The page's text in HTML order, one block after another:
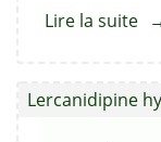
Lire la suite
Lercanidipine